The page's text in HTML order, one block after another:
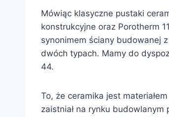
Mówiąc klasyczne pustaki
konstrukcyjne oraz Porotherm
synonimem ściany budowanej
dwóch typach. Mamy do
44.
To, że ceramika jest
zaistniał na rynku